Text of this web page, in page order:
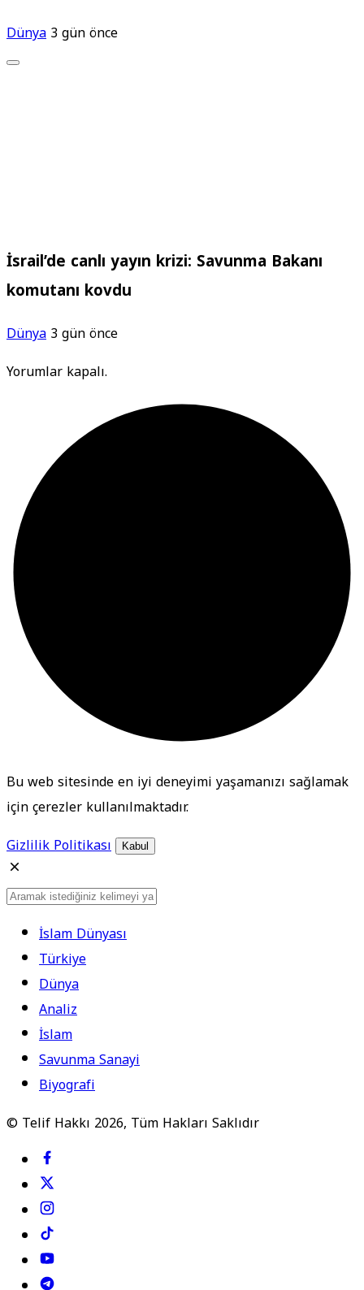
Dünya3 gün önce
İsrail’de canlı yayın krizi: Savunma Bakanı
komutanı kovdu
Dünya3 gün önce
Yorumlar kapalı.
Bu web sitesinde en iyi deneyimi yaşamanızı sağlamak
için çerezler kullanılmaktadır.
Gizlilik Politikası
Kabul
İslam Dünyası
Türkiye
Dünya
Analiz
İslam
Savunma Sanayi
Biyografi
© Telif Hakkı 2026, Tüm Hakları Saklıdır